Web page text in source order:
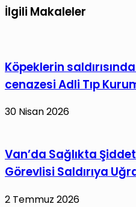
18
hapsi
kararı
Bilinçli
İlgili Makaleler
Köpeklerin
cenazesi Adli Tıp
30 Nisan 2026
Van’da Sağlıkta
Görevlisi Saldırıya
2 Temmuz 2026